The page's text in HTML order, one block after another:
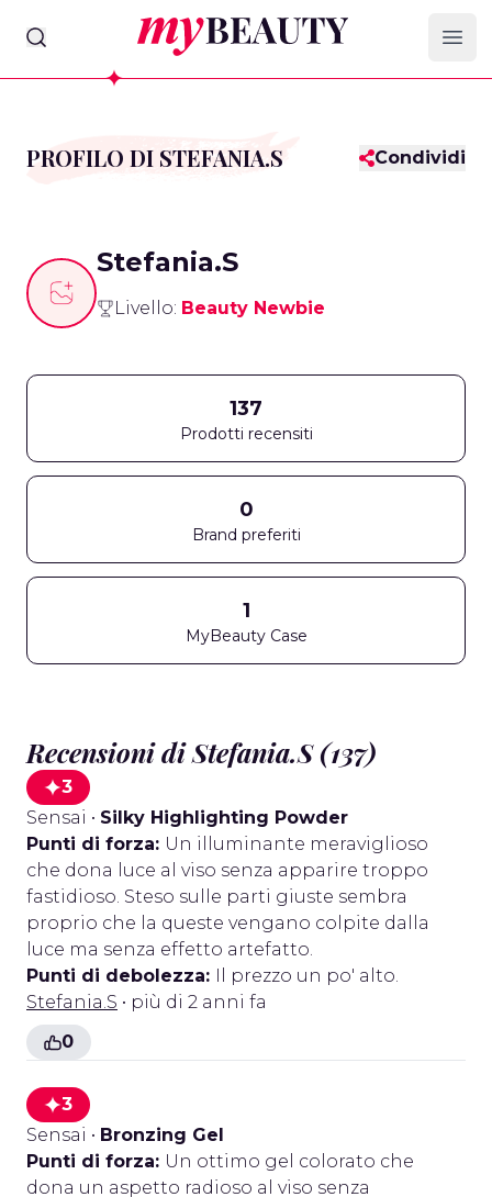
myBeauty
PROFILO DI STEFANIA.S Condividi
Stefania.S
Livello: Beauty Newbie
137
Prodotti recensiti
0
Brand preferiti
1
MyBeauty Case
Recensioni di Stefania.S (137)
3
Sensai • Silky Highlighting Powder
Punti di forza: Un illuminante meraviglioso
che dona luce al viso senza apparire troppo
fastidioso. Steso sulle parti giuste sembra
proprio che la queste vengano colpite dalla
luce ma senza effetto artefatto.
Punti di debolezza: Il prezzo un po' alto.
Stefania.S • più di 2 anni fa
0
3
Sensai • Bronzing Gel
Punti di forza: Un ottimo gel colorato che
dona un aspetto radioso al viso senza